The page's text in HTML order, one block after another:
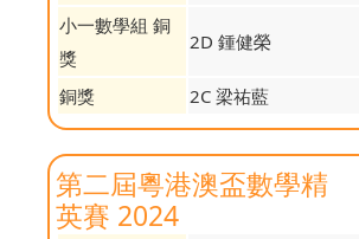
小一數學組 銅
獎
2D 鍾健榮
銅獎 2C 梁祐藍
第二屆粵港澳盃數學精
英賽 2024